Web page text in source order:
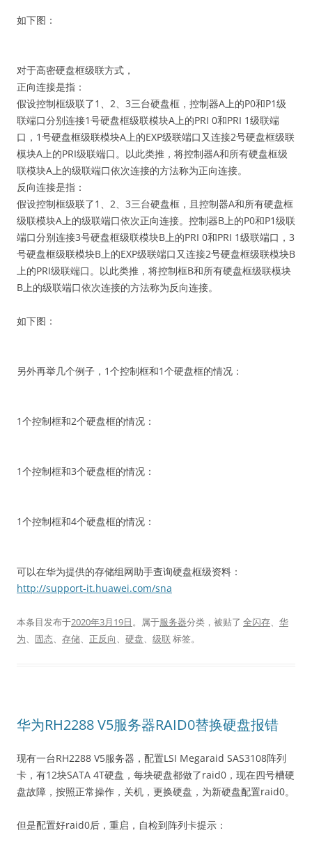
如下图：
对于高密硬盘框级联方式，
正向连接是指：
假设控制框级联了1、2、3三台硬盘框，控制器A上的P0和P1级
联端口分别连接1号硬盘框级联模块A上的PRI 0和PRI 1级联端
口，1号硬盘框级联模块A上的EXP级联端口又连接2号硬盘框级联
模块A上的PRI级联端口。以此类推，将控制器A和所有硬盘框级
联模块A上的级联端口依次连接的方法称为正向连接。
反向连接是指：
假设控制框级联了1、2、3三台硬盘框，且控制器A和所有硬盘框
级联模块A上的级联端口依次正向连接。控制器B上的P0和P1级联
端口分别连接3号硬盘框级联模块B上的PRI 0和PRI 1级联端口，3
号硬盘框级联模块B上的EXP级联端口又连接2号硬盘框级联模块B
上的PRI级联端口。以此类推，将控制框B和所有硬盘框级联模块
B上的级联端口依次连接的方法称为反向连接。
如下图：
另外再举几个例子，1个控制框和1个硬盘框的情况：
1个控制框和2个硬盘框的情况：
1个控制框和3个硬盘框的情况：
1个控制框和4个硬盘框的情况：
可以在华为提供的存储组网助手查询硬盘框级资料：
http://support-it.huawei.com/sna
本条目发布于2020年3月19日。属于服务器分类，被贴了 全闪存、 华
为、 固态、 存储、 正反向、 硬盘、 级联 标签。
华为RH2288 V5服务器RAID0替换硬盘报错
现有一台RH2288 V5服务器，配置LSI Megaraid SAS3108阵列
卡，有12块SATA 4T硬盘，每块硬盘都做了raid0，现在四号槽硬
盘故障，按照正常操作，关机，更换硬盘，为新硬盘配置raid0。
但是配置好raid0后，重启，自检到阵列卡提示：